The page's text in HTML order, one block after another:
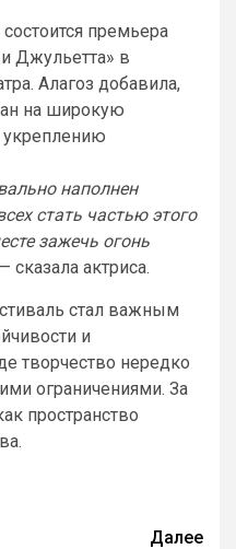
премьера
Джульетта» в
Алагоз добавила,
на широкую
укреплению
наполнен
стать частью этого
зажечь огонь
сказала актриса.
стал важным
и
творчество нередко
ограничениями. За
пространство
Далее